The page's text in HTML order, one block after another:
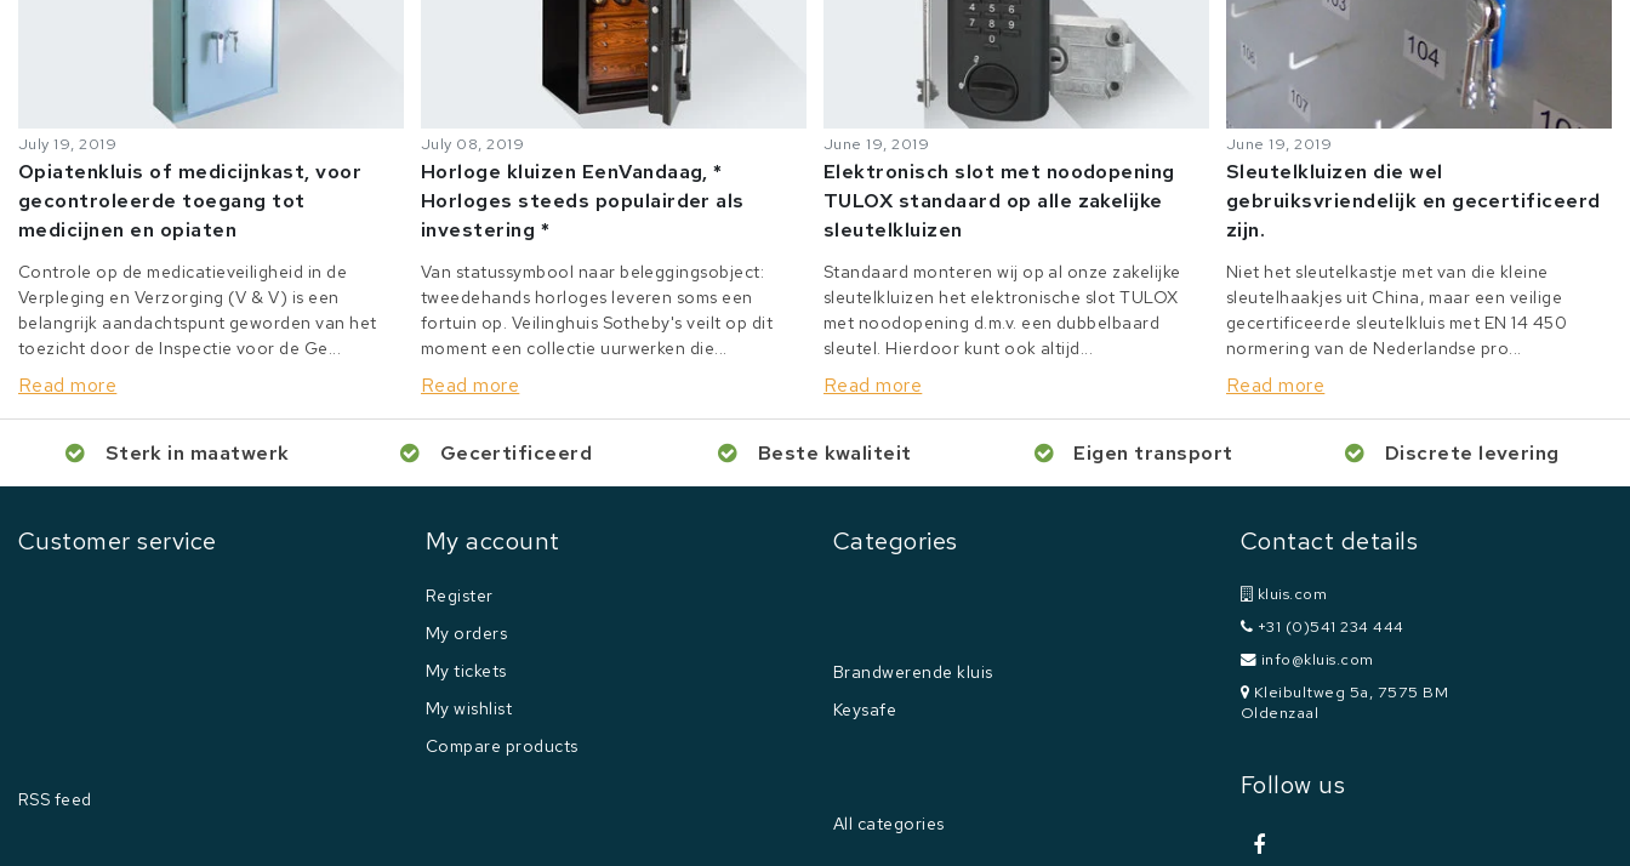
July 19, 2019
Opiatenkluis of medicijnkast, voor
gecontroleerde toegang tot
medicijnen en opiaten
Controle op de medicatieveiligheid in de
Verpleging en Verzorging (V & V) is een
belangrijk aandachtspunt geworden van het
toezicht door de Inspectie voor de Ge...
Read more
July 08, 2019
Horloge kluizen EenVandaag, *
Horloges steeds populairder als
investering *
Van statussymbool naar beleggingsobject:
tweedehands horloges leveren soms een
fortuin op. Veilinghuis Sotheby's veilt op dit
moment een collectie uurwerken die...
Read more
June 19, 2019
Elektronisch slot met noodopening
TULOX standaard op alle zakelijke
sleutelkluizen
Standaard monteren wij op al onze zakelijke
sleutelkluizen het elektronische slot TULOX
met noodopening d.m.v. een dubbelbaard
sleutel. Hierdoor kunt ook altijd...
Read more
June 19, 2019
Sleutelkluizen die wel
gebruiksvriendelijk en gecertificeerd
zijn.
Niet het sleutelkastje met van die kleine
sleutelhaakjes uit China, maar een veilige
gecertificeerde sleutelkluis met EN 14 450
normering van de Nederlandse pro...
Read more
Sterk in maatwerk Gecertificeerd Beste kwaliteit Eigen transport Discrete levering
Customer service
RSS feed
My account
Register
My orders
My tickets
My wishlist
Compare products
Categories
Brandwerende kluis
Keysafe
All categories
Contact details
kluis.com
+31 (0)541 234 444
info@kluis.com
Kleibultweg 5a, 7575 BM
Oldenzaal
Follow us